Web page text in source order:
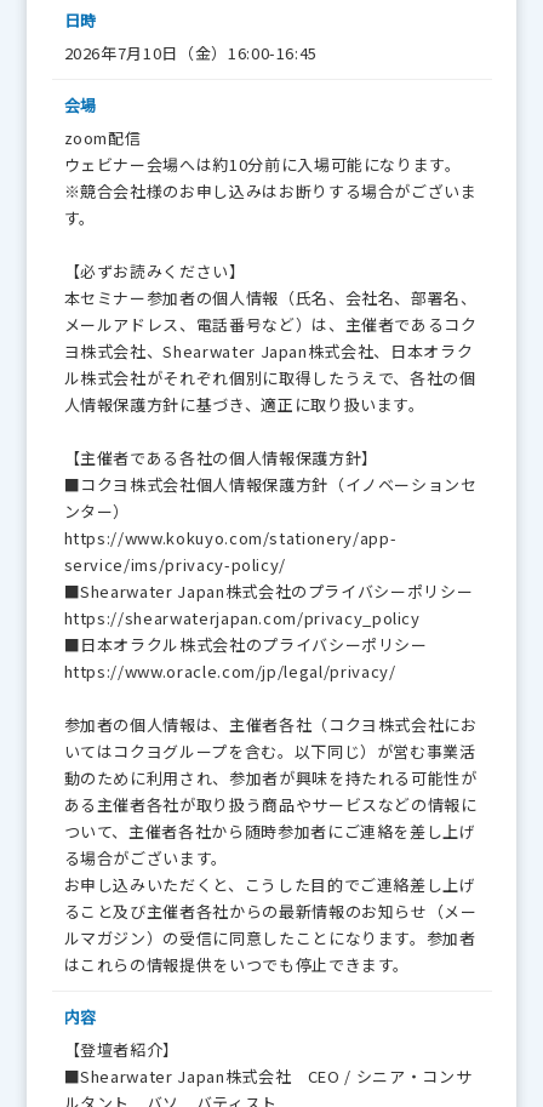
日時
2026年7月10日（金）16:00-16:45
会場
zoom配信
ウェビナー会場へは約10分前に入場可能になります。
※競合会社様のお申し込みはお断りする場合がございま
す。
【必ずお読みください】
本セミナー参加者の個人情報（氏名、会社名、部署名、
メールアドレス、電話番号など）は、主催者であるコク
ヨ株式会社、Shearwater Japan株式会社、日本オラク
ル株式会社がそれぞれ個別に取得したうえで、各社の個
人情報保護方針に基づき、適正に取り扱います。
【主催者である各社の個人情報保護方針】
■コクヨ株式会社個人情報保護方針（イノベーションセ
ンター）
https://www.kokuyo.com/stationery/app-
service/ims/privacy-policy/
■Shearwater Japan株式会社のプライバシーポリシー
https://shearwaterjapan.com/privacy_policy
■日本オラクル株式会社のプライバシーポリシー
https://www.oracle.com/jp/legal/privacy/
参加者の個人情報は、主催者各社（コクヨ株式会社にお
いてはコクヨグループを含む。以下同じ）が営む事業活
動のために利用され、参加者が興味を持たれる可能性が
ある主催者各社が取り扱う商品やサービスなどの情報に
ついて、主催者各社から随時参加者にご連絡を差し上げ
る場合がございます。
お申し込みいただくと、こうした目的でご連絡差し上げ
ること及び主催者各社からの最新情報のお知らせ（メー
ルマガジン）の受信に同意したことになります。参加者
はこれらの情報提供をいつでも停止できます。
内容
【登壇者紹介】
■Shearwater Japan株式会社 CEO / シニア・コンサ